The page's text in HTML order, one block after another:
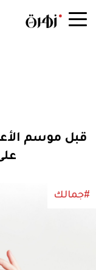
قبل موسم
#جمالك